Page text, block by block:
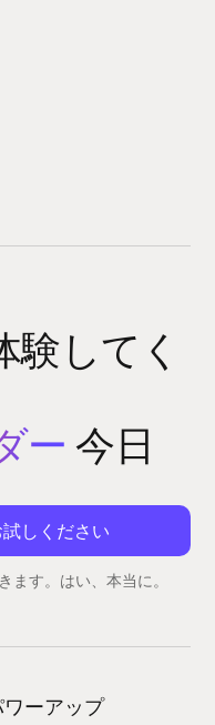
験してく
ー 今日
しください
ます。はい、本当に。
ワーアップ